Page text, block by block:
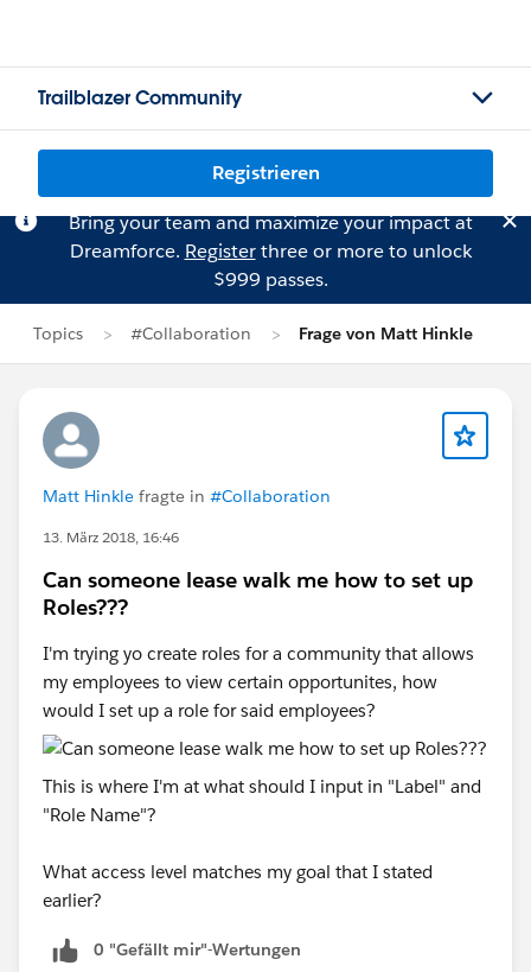
Trailblazer Community
Registrieren
Bring your team and maximize your impact at
Dreamforce. Registerthree or more to unlock
$999 passes.
Topics #Collaboration Frage von Matt Hinkle
Matt Hinkle fragte in #Collaboration
13. März 2018, 16:46
Can someone lease walk me how to set up
Roles???
I'm trying yo create roles for a community that allows
my employees to view certain opportunites, how
would I set up a role for said employees?
This is where I'm at what should I input in "Label" and
"Role Name"?
What access level matches my goal that I stated
earlier?
0 "Gefällt mir"-Wertungen